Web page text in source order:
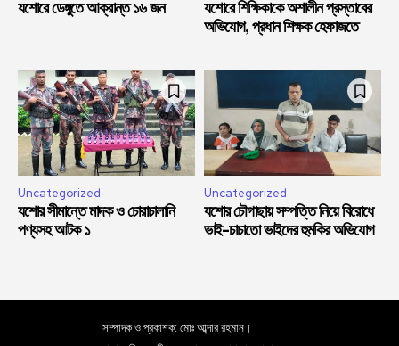
যশোরে ডেঙ্গুতে আক্রান্ত ১৬ জন
যশোরে শিক্ষিকাকে অশালীন প্রস্তাবের
অভিযোগ, প্রধান শিক্ষক হেফাজতে
Uncategorized
যশোর সীমান্তে মাদক ও চোরাচালানি
পণ্যসহ আটক ১
Uncategorized
যশোর চৌগাছায় সম্পত্তি নিয়ে বিরোধে
ভাই-চাচাতো ভাইদের হুমকির অভিযোগ
সম্পাদক ও প্রকাশক: মোঃ আব্দার রহমান।